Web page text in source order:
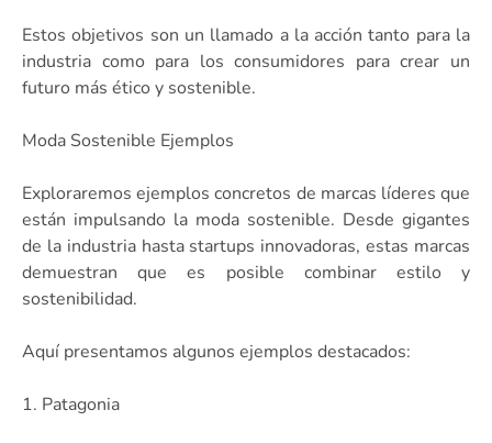
Estos objetivos son un llamado a la acción tanto para la
industria como para los consumidores para crear un
futuro más ético y sostenible.
Moda Sostenible Ejemplos
Exploraremos ejemplos concretos de marcas líderes que
están impulsando la moda sostenible. Desde gigantes
de la industria hasta startups innovadoras, estas marcas
demuestran que es posible combinar estilo y
sostenibilidad.
Aquí presentamos algunos ejemplos destacados:
1. Patagonia